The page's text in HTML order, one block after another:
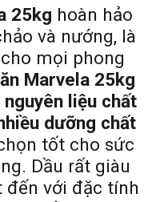
25kg hoàn hảo
và nướng, là
mọi phong
Marvela 25kg
nguyên liệu chất
dưỡng chất
tốt cho sức
Dầu rất giàu
đến với đặc tính